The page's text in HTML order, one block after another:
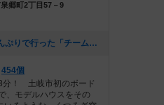
郷町2丁目57－9
[NEW] ぼどわんぐらんぷりで行った「チーム戦宝石の煌めき」のルールについて（2026年07月11日 16時35分）
454個
分！ 土岐市初のボード
、モデルハウスをその